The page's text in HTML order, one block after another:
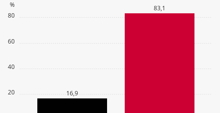
20
40
60
80
%
16,9
83,1